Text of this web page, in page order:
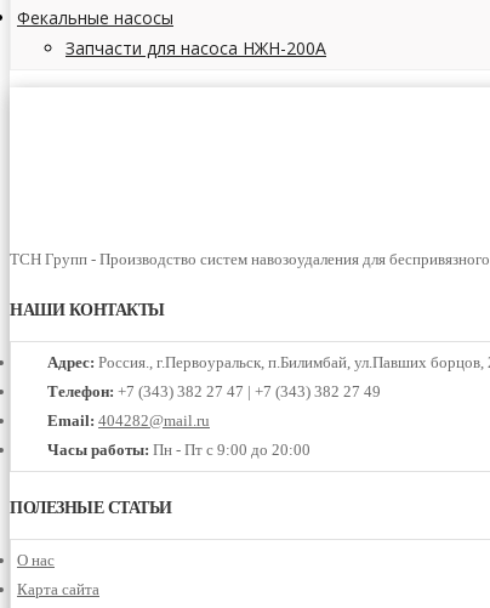
Фекальные насосы
Запчасти для насоса НЖН-200А
ТСН Групп - Производство систем навозоудаления для
НАШИ КОНТАКТЫ
Адрес: Россия., г.Первоуральск, п.Билимбай, ул.Павших борцов,
Телефон: +7 (343) 382 27 47 | +7 (343) 382 27 49
Email: 404282@mail.ru
Часы работы: Пн - Пт с 9:00 до 20:00
ПОЛЕЗНЫЕ СТАТЬИ
О нас
Карта сайта